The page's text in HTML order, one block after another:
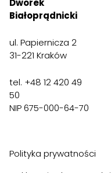
Dworek
Białoprądnicki
ul. Papiernicza 2
31-221 Kraków
tel. +48 12 420 49
50
NIP 675-000-64-70
Polityka prywatności